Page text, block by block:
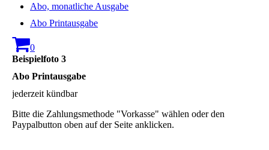
Abo, monatliche Ausgabe
Abo Printausgabe
0
Beispielfoto 3
Abo Printausgabe
jederzeit kündbar
Bitte die Zahlungsmethode "Vorkasse" wählen oder den
Paypalbutton oben auf der Seite anklicken.